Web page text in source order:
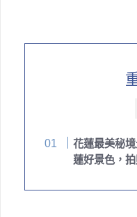
花蓮最美秘
蓮好景色，